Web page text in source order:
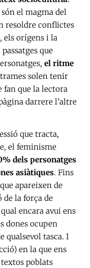
el magma del
resoldre conflictes
els orígens i la
que
el ritme
solen tenir
que la lectora
darrere l’altre
que tracta,
el feminisme
dels personatges
asiàtiques. Fins
apareixen de
la força de
encara avui ens
dones ocupen
qualsevol tasca. I
en la que ens
poblats